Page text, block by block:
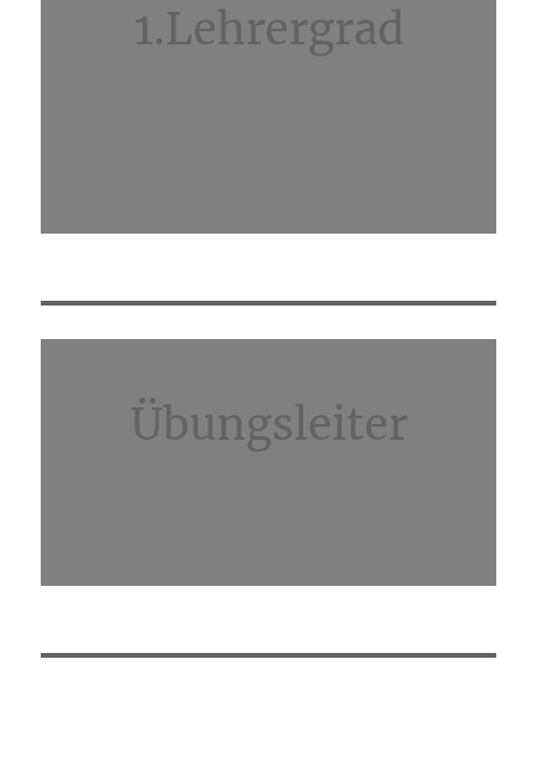
1.Lehrergrad
Übungsleiter